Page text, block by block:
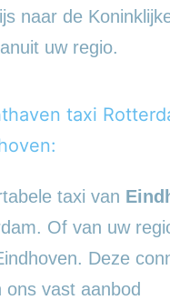
naar de
uw regio.
taxi
taxi van
Of van uw
Deze
ons vast aanbod